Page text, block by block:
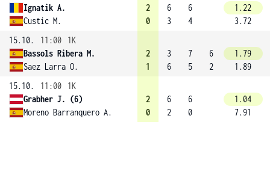
Ignatik A.
Custic M.
2
0
6
3
6
4
1.22
3.72
15.10.
11:00
1K
Bassols Ribera M.
Saez Larra O.
2
1
3
6
7
5
6
2
1.79
1.89
15.10.
11:00
1K
Grabher J. (6)
Moreno Barranquero A.
2
0
6
2
6
0
1.04
7.91